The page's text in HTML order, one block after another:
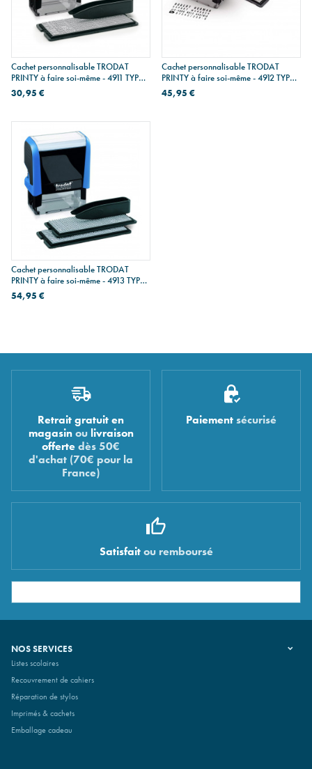
Cachet personnalisable TRODAT
PRINTY à faire soi-même - 4911 TYPO -
max 3 lignes
30,95 €
Cachet personnalisable TRODAT
PRINTY à faire soi-même - 4912 TYPO
- max 4 lignes
45,95 €
Cachet personnalisable TRODAT
PRINTY à faire soi-même - 4913 TYPO
- max 5 lignes
54,95 €
Retrait gratuit en
magasinou livraison
offerte dès 50€
d'achat (70€ pour la
France)
Paiement sécurisé
Satisfaitou remboursé
NOS SERVICES
Listes scolaires
Recouvrement de cahiers
Réparation de stylos
Imprimés & cachets
Emballage cadeau